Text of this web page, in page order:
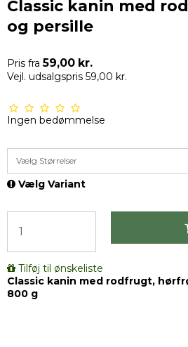
Classic kanin med
og persille
Pris fra 59,00 kr.
Vejl. udsalgspris 59,00 kr.
Ingen bedømmelse
Vælg Størrelser
Vælg Variant
Tilføj til ønskeliste
Classic kanin med rodfrugt,
800 g